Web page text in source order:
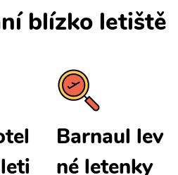
blízko letiště
Barnaul lev
né letenky